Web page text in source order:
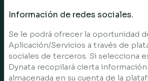
Información de redes sociales.
Se le podrá ofrecer la oportunidad
Aplicación/Servicios a través de
sociales de terceros. Si selecciona
Dynata recopilará cierta
almacenada en su cuenta de la